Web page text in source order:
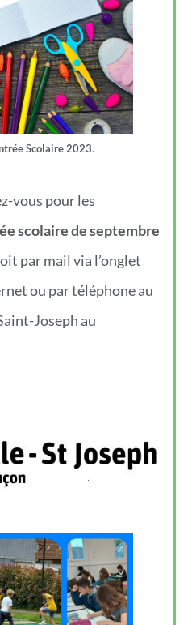
Scolaire2023.
vous pour les
scolaire de septembre
par mail via l’onglet
ou par téléphone au
Joseph au